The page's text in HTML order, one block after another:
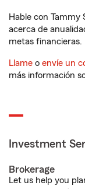
Hable con
acerca de
metas financieras.
Llame o envíe un
más información
Investment
Brokerage
Let us help you